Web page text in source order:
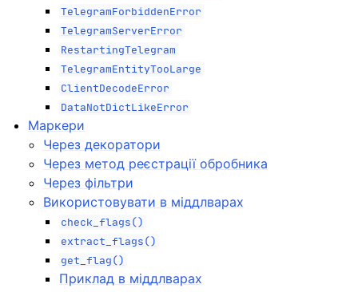
TelegramForbiddenError
TelegramServerError
RestartingTelegram
TelegramEntityTooLarge
ClientDecodeError
DataNotDictLikeError
Маркери
Через декоратори
Через метод реєстрації обробника
Через фільтри
Використовувати в міддлварах
check_flags()
extract_flags()
get_flag()
Приклад в міддлварах